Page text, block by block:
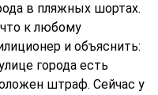
в пляжных шортах.
к любому
и объяснить:
города есть
штраф. Сейчас у